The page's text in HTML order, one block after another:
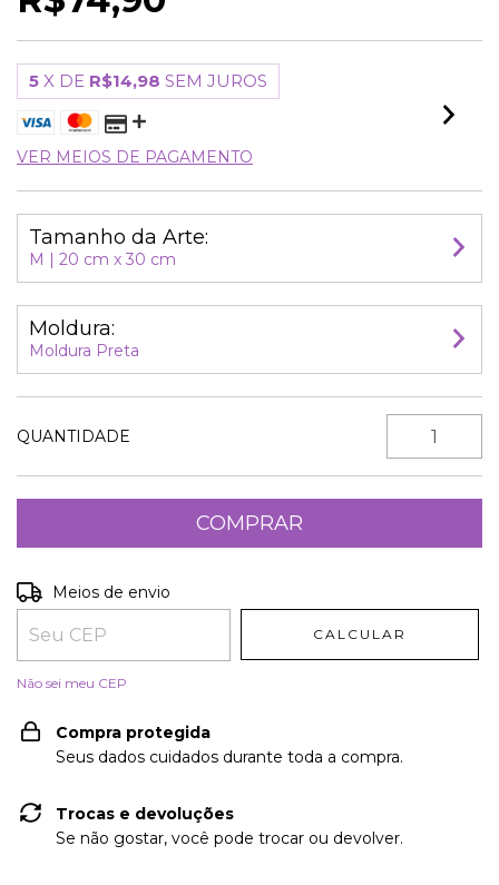
5 X DE R$14,98 SEM JUROS
VER MEIOS DE PAGAMENTO
Tamanho da Arte:
M | 20 cm x 30 cm
Moldura:
Moldura Preta
QUANTIDADE
Entregas para o CEP:
Meios de envio
CALCULAR
Não sei meu CEP
Compra protegida
Seus dados cuidados durante toda a compra.
Trocas e devoluções
Se não gostar, você pode trocar ou devolver.